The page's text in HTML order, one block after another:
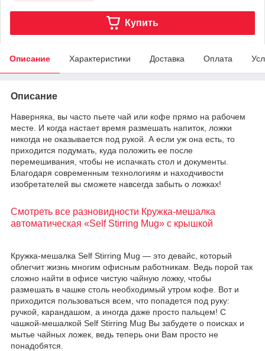
Купить
Описание Характеристики Доставка Оплата
Описание
Наверняка, вы часто пьете чай или кофе прямо на рабочем
месте. И когда настает время размешать напиток, ложки
никогда не оказывается под рукой. А если уж она есть, то
приходится подумать, куда положить ее после
перемешивания, чтобы не испачкать стол и документы.
Благодаря современным технологиям и находчивости
изобретателей вы сможете навсегда забыть о ложках!
Смотреть все разновидности Кружка-мешалка
автоматическая «Self Stirring Mug» с крышкой
Кружка-мешалка Self Stirring Mug — это девайс, который
облегчит жизнь многим офисным работникам. Ведь порой так
сложно найти в офисе чистую чайную ложку, чтобы
размешать в чашке столь необходимый утром кофе. Вот и
приходится пользоваться всем, что попадется под руку:
ручкой, карандашом, а иногда даже просто пальцем! С
чашкой-мешалкой Self Stirring Mug Вы забудете о поисках и
мытье чайных ложек, ведь теперь они Вам просто не
понадобятся.